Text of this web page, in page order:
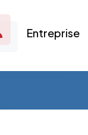
Entreprise